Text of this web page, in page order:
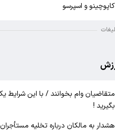
کاپوچینو و اسپرسو
متقاضیان وام بخوانند / با این شرایط
بگیرید !
هشدار به مالکان درباره تخلیه